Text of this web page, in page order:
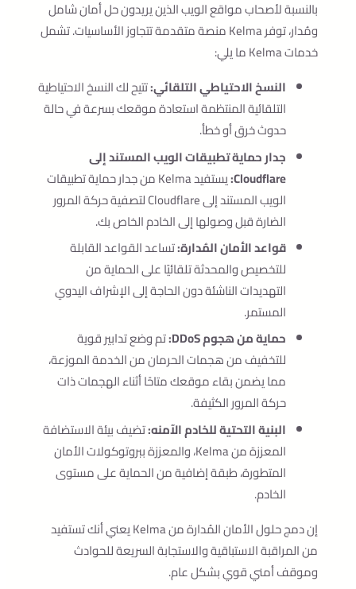
بالنسبة لأصحاب مواقع الويب الذين يريدون حل أمان شامل
ومُدار، توفر Kelma منصة متقدمة تتجاوز الأساسيات. تشمل
خدمات Kelma ما يلي:
النسخ الاحتياطي التلقائي:تتيح لك النسخ الاحتياطية
التلقائية المنتظمة استعادة موقعك بسرعة في حالة
حدوث خرق أو خطأ.
جدار حماية تطبيقات الويب المستند إلى
Cloudflare:
يستفيد Kelma من جدار حماية تطبيقات
الويب المستند إلى Cloudflare لتصفية حركة المرور
الضارة قبل وصولها إلى الخادم الخاص بك.
قواعد الأمان المُدارة:تساعد القواعد القابلة
للتخصيص والمحدثة تلقائيًا على الحماية من
التهديدات الناشئة دون الحاجة إلى الإشراف اليدوي
المستمر.
حماية من هجوم DDoS:
تم وضع تدابير قوية
للتخفيف من هجمات الحرمان من الخدمة الموزعة،
مما يضمن بقاء موقعك متاحًا أثناء الهجمات ذات
حركة المرور الكثيفة.
البنية التحتية للخادم الآمنه:تضيف بيئة الاستضافة
المعززة من Kelma، والمعززة ببروتوكولات الأمان
المتطورة، طبقة إضافية من الحماية على مستوى
الخادم.
إن دمج حلول الأمان المُدارة من Kelma يعني أنك تستفيد
من المراقبة الاستباقية والاستجابة السريعة للحوادث
وموقف أمني قوي بشكل عام.